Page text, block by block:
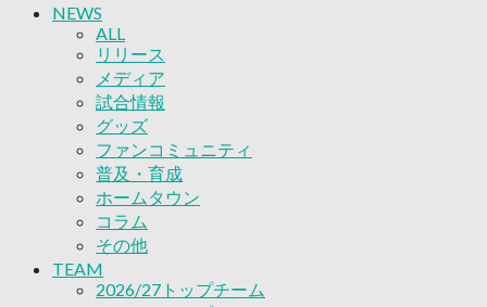
ボランティアチーム「volundeer」
ビクトリーロード
HOMEGAME
観戦ルール＆マナー
ホームゲーム運営管理規定
Jリーグ運営管理規定
写真・動画使用ガイドライン
ロートフィールド奈良
SCHEDULE
2026/27
練習見学時のファンサービスについて
TICKET
奈良クラブ明治安田J3リーグ2026/27シーズン試
合観戦チケット
NEWS
ALL
リリース
メディア
試合情報
グッズ
ファンコミュニティ
普及・育成
ホームタウン
コラム
その他
TEAM
2026/27トップチーム